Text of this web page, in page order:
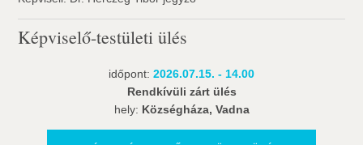
Képviselő-testületi ülés
időpont: 2026.07.15. - 14.00
Rendkívüli zárt ülés
hely: Községháza, Vadna